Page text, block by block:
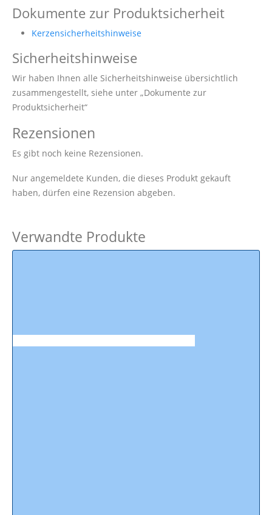
Dokumente zur Produktsicherheit
Kerzensicherheitshinweise
Sicherheitshinweise
Wir haben Ihnen alle Sicherheitshinweise übersichtlich
zusammengestellt, siehe unter „Dokumente zur
Produktsicherheit“
Rezensionen
Es gibt noch keine Rezensionen.
Nur angemeldete Kunden, die dieses Produkt gekauft
haben, dürfen eine Rezension abgeben.
Verwandte Produkte